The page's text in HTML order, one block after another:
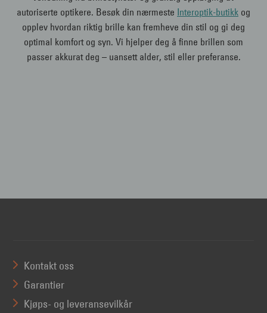
autoriserte optikere. Besøk din nærmeste Interoptik-butikk og
opplev hvordan riktig brille kan fremheve din stil og gi deg
optimal komfort og syn. Vi hjelper deg å finne brillen som
passer akkurat deg – uansett alder, stil eller preferanse.
Kontakt oss
Garantier
Kjøps- og leveransevilkår